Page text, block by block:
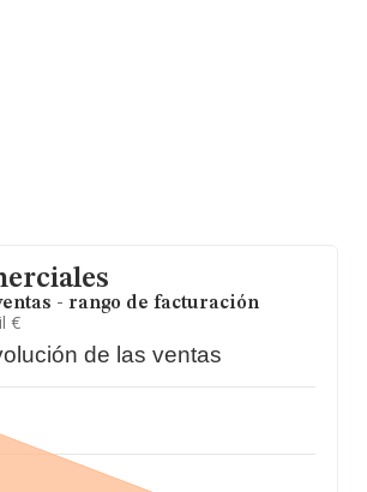
- rango de facturación
€
de las ventas